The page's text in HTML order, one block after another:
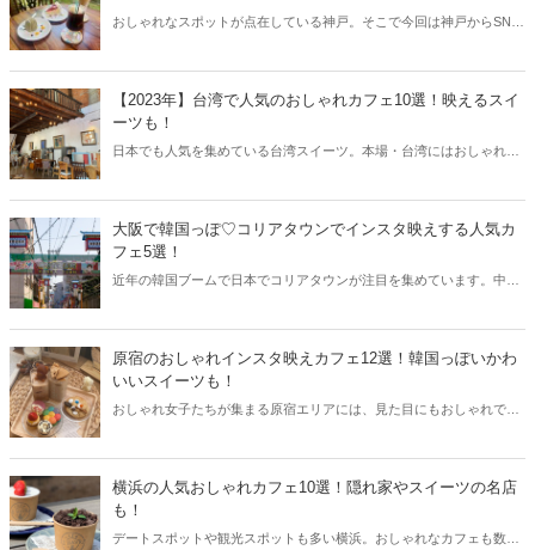
おしゃれなスポットが点在している神戸。そこで今回は神戸からSNS
【2023年】台湾で人気のおしゃれカフェ10選！映えるスイ
ーツも！
日本でも人気を集めている台湾スイーツ。本場・台湾にはおしゃれで
大阪で韓国っぽ♡コリアタウンでインスタ映えする人気カ
フェ5選！
近年の韓国ブームで日本でコリアタウンが注目を集めています。中で
阪コリアタウンに行く際は参考にしてみてくださいね。
原宿のおしゃれインスタ映えカフェ12選！韓国っぽいかわ
いいスイーツも！
おしゃれ女子たちが集まる原宿エリアには、見た目にもおしゃれでか
横浜の人気おしゃれカフェ10選！隠れ家やスイーツの名店
も！
デートスポットや観光スポットも多い横浜。おしゃれなカフェも数多